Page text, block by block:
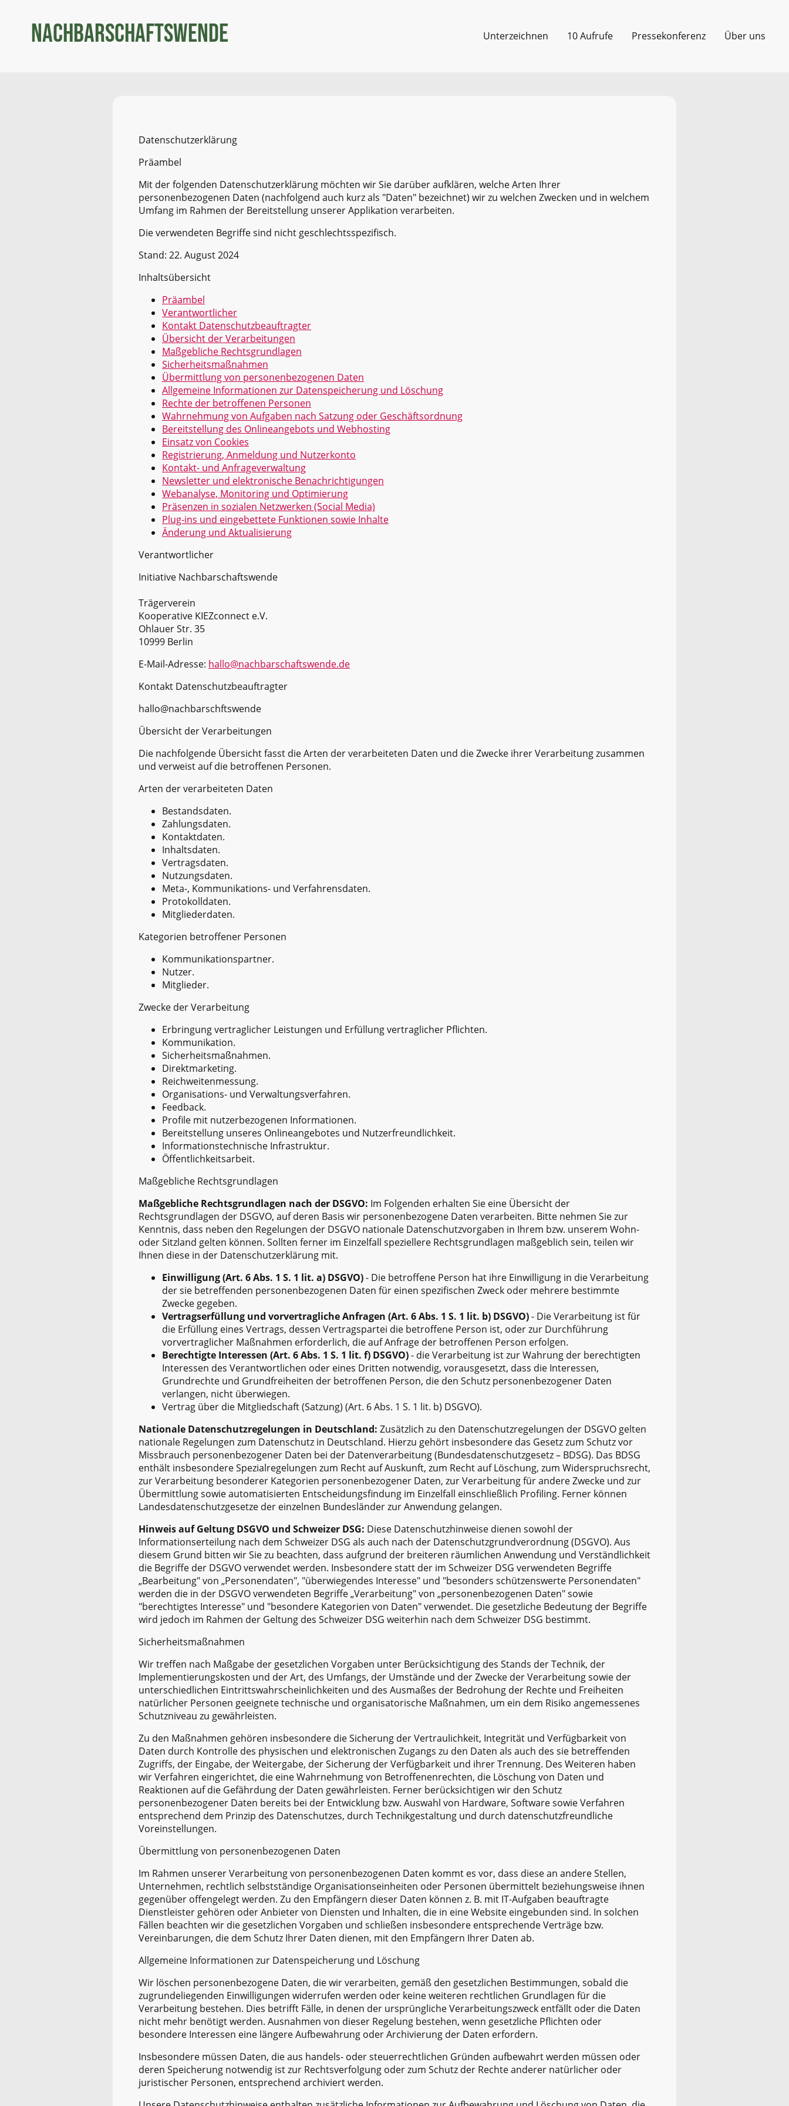
Nachbarschaftswende Unterzeichnen 10 Aufrufe Pressekonferenz Über uns
Datenschutzerklärung
Präambel
Mit der folgenden Datenschutzerklärung möchten wir Sie darüber aufklären, welche Arten Ihrer
personenbezogenen Daten (nachfolgend auch kurz als "Daten" bezeichnet) wir zu welchen Zwecken und in welchem
Umfang im Rahmen der Bereitstellung unserer Applikation verarbeiten.
Die verwendeten Begriffe sind nicht geschlechtsspezifisch.
Stand: 22. August 2024
Inhaltsübersicht
Präambel
Verantwortlicher
Kontakt Datenschutzbeauftragter
Übersicht der Verarbeitungen
Maßgebliche Rechtsgrundlagen
Sicherheitsmaßnahmen
Übermittlung von personenbezogenen Daten
Allgemeine Informationen zur Datenspeicherung und Löschung
Rechte der betroffenen Personen
Wahrnehmung von Aufgaben nach Satzung oder Geschäftsordnung
Bereitstellung des Onlineangebots und Webhosting
Einsatz von Cookies
Registrierung, Anmeldung und Nutzerkonto
Kontakt- und Anfrageverwaltung
Newsletter und elektronische Benachrichtigungen
Webanalyse, Monitoring und Optimierung
Präsenzen in sozialen Netzwerken (Social Media)
Plug-ins und eingebettete Funktionen sowie Inhalte
Änderung und Aktualisierung
Verantwortlicher
Initiative Nachbarschaftswende
Trägerverein
Kooperative KIEZconnect e.V.
Ohlauer Str. 35
10999 Berlin
E-Mail-Adresse: hallo@nachbarschaftswende.de
Kontakt Datenschutzbeauftragter
hallo@nachbarschftswende
Übersicht der Verarbeitungen
Die nachfolgende Übersicht fasst die Arten der verarbeiteten Daten und die Zwecke ihrer Verarbeitung zusammen
und verweist auf die betroffenen Personen.
Arten der verarbeiteten Daten
Bestandsdaten.
Zahlungsdaten.
Kontaktdaten.
Inhaltsdaten.
Vertragsdaten.
Nutzungsdaten.
Meta-, Kommunikations- und Verfahrensdaten.
Protokolldaten.
Mitgliederdaten.
Kategorien betroffener Personen
Kommunikationspartner.
Nutzer.
Mitglieder.
Zwecke der Verarbeitung
Erbringung vertraglicher Leistungen und Erfüllung vertraglicher Pflichten.
Kommunikation.
Sicherheitsmaßnahmen.
Direktmarketing.
Reichweitenmessung.
Organisations- und Verwaltungsverfahren.
Feedback.
Profile mit nutzerbezogenen Informationen.
Bereitstellung unseres Onlineangebotes und Nutzerfreundlichkeit.
Informationstechnische Infrastruktur.
Öffentlichkeitsarbeit.
Maßgebliche Rechtsgrundlagen
Maßgebliche Rechtsgrundlagen nach der DSGVO: Im Folgenden erhalten Sie eine Übersicht der
Rechtsgrundlagen der DSGVO, auf deren Basis wir personenbezogene Daten verarbeiten. Bitte nehmen Sie zur
Kenntnis, dass neben den Regelungen der DSGVO nationale Datenschutzvorgaben in Ihrem bzw. unserem Wohn-
oder Sitzland gelten können. Sollten ferner im Einzelfall speziellere Rechtsgrundlagen maßgeblich sein, teilen wir
Ihnen diese in der Datenschutzerklärung mit.
Einwilligung (Art. 6 Abs. 1 S. 1 lit. a) DSGVO)- Die betroffene Person hat ihre Einwilligung in die Verarbeitung
der sie betreffenden personenbezogenen Daten für einen spezifischen Zweck oder mehrere bestimmte
Zwecke gegeben.
Vertragserfüllung und vorvertragliche Anfragen (Art. 6 Abs. 1 S. 1 lit. b) DSGVO)- Die Verarbeitung ist für
die Erfüllung eines Vertrags, dessen Vertragspartei die betroffene Person ist, oder zur Durchführung
vorvertraglicher Maßnahmen erforderlich, die auf Anfrage der betroffenen Person erfolgen.
Berechtigte Interessen (Art. 6 Abs. 1 S. 1 lit. f) DSGVO)- die Verarbeitung ist zur Wahrung der berechtigten
Interessen des Verantwortlichen oder eines Dritten notwendig, vorausgesetzt, dass die Interessen,
Grundrechte und Grundfreiheiten der betroffenen Person, die den Schutz personenbezogener Daten
verlangen, nicht überwiegen.
Vertrag über die Mitgliedschaft (Satzung) (Art. 6 Abs. 1 S. 1 lit. b) DSGVO).
Nationale Datenschutzregelungen in Deutschland: Zusätzlich zu den Datenschutzregelungen der DSGVO gelten
nationale Regelungen zum Datenschutz in Deutschland. Hierzu gehört insbesondere das Gesetz zum Schutz vor
Missbrauch personenbezogener Daten bei der Datenverarbeitung (Bundesdatenschutzgesetz – BDSG). Das BDSG
enthält insbesondere Spezialregelungen zum Recht auf Auskunft, zum Recht auf Löschung, zum Widerspruchsrecht,
zur Verarbeitung besonderer Kategorien personenbezogener Daten, zur Verarbeitung für andere Zwecke und zur
Übermittlung sowie automatisierten Entscheidungsfindung im Einzelfall einschließlich Profiling. Ferner können
Landesdatenschutzgesetze der einzelnen Bundesländer zur Anwendung gelangen.
Hinweis auf Geltung DSGVO und Schweizer DSG: Diese Datenschutzhinweise dienen sowohl der
Informationserteilung nach dem Schweizer DSG als auch nach der Datenschutzgrundverordnung (DSGVO). Aus
diesem Grund bitten wir Sie zu beachten, dass aufgrund der breiteren räumlichen Anwendung und Verständlichkeit
die Begriffe der DSGVO verwendet werden. Insbesondere statt der im Schweizer DSG verwendeten Begriffe
„Bearbeitung" von „Personendaten", "überwiegendes Interesse" und "besonders schützenswerte Personendaten"
werden die in der DSGVO verwendeten Begriffe „Verarbeitung" von „personenbezogenen Daten" sowie
"berechtigtes Interesse" und "besondere Kategorien von Daten" verwendet. Die gesetzliche Bedeutung der Begriffe
wird jedoch im Rahmen der Geltung des Schweizer DSG weiterhin nach dem Schweizer DSG bestimmt.
Sicherheitsmaßnahmen
Wir treffen nach Maßgabe der gesetzlichen Vorgaben unter Berücksichtigung des Stands der Technik, der
Implementierungskosten und der Art, des Umfangs, der Umstände und der Zwecke der Verarbeitung sowie der
unterschiedlichen Eintrittswahrscheinlichkeiten und des Ausmaßes der Bedrohung der Rechte und Freiheiten
natürlicher Personen geeignete technische und organisatorische Maßnahmen, um ein dem Risiko angemessenes
Schutzniveau zu gewährleisten.
Zu den Maßnahmen gehören insbesondere die Sicherung der Vertraulichkeit, Integrität und Verfügbarkeit von
Daten durch Kontrolle des physischen und elektronischen Zugangs zu den Daten als auch des sie betreffenden
Zugriffs, der Eingabe, der Weitergabe, der Sicherung der Verfügbarkeit und ihrer Trennung. Des Weiteren haben
wir Verfahren eingerichtet, die eine Wahrnehmung von Betroffenenrechten, die Löschung von Daten und
Reaktionen auf die Gefährdung der Daten gewährleisten. Ferner berücksichtigen wir den Schutz
personenbezogener Daten bereits bei der Entwicklung bzw. Auswahl von Hardware, Software sowie Verfahren
entsprechend dem Prinzip des Datenschutzes, durch Technikgestaltung und durch datenschutzfreundliche
Voreinstellungen.
Übermittlung von personenbezogenen Daten
Im Rahmen unserer Verarbeitung von personenbezogenen Daten kommt es vor, dass diese an andere Stellen,
Unternehmen, rechtlich selbstständige Organisationseinheiten oder Personen übermittelt beziehungsweise ihnen
gegenüber offengelegt werden. Zu den Empfängern dieser Daten können z. B. mit IT-Aufgaben beauftragte
Dienstleister gehören oder Anbieter von Diensten und Inhalten, die in eine Website eingebunden sind. In solchen
Fällen beachten wir die gesetzlichen Vorgaben und schließen insbesondere entsprechende Verträge bzw.
Vereinbarungen, die dem Schutz Ihrer Daten dienen, mit den Empfängern Ihrer Daten ab.
Allgemeine Informationen zur Datenspeicherung und Löschung
Wir löschen personenbezogene Daten, die wir verarbeiten, gemäß den gesetzlichen Bestimmungen, sobald die
zugrundeliegenden Einwilligungen widerrufen werden oder keine weiteren rechtlichen Grundlagen für die
Verarbeitung bestehen. Dies betrifft Fälle, in denen der ursprüngliche Verarbeitungszweck entfällt oder die Daten
nicht mehr benötigt werden. Ausnahmen von dieser Regelung bestehen, wenn gesetzliche Pflichten oder
besondere Interessen eine längere Aufbewahrung oder Archivierung der Daten erfordern.
Insbesondere müssen Daten, die aus handels- oder steuerrechtlichen Gründen aufbewahrt werden müssen oder
deren Speicherung notwendig ist zur Rechtsverfolgung oder zum Schutz der Rechte anderer natürlicher oder
juristischer Personen, entsprechend archiviert werden.